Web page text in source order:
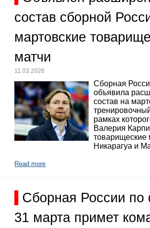
состав сборной
мартовские
матчи
11.03.2026
Сборная
объявила
состав на
рамках
Валерия
товарищеские
Никарагуа и
Read more
Сборная России по
31 марта примет